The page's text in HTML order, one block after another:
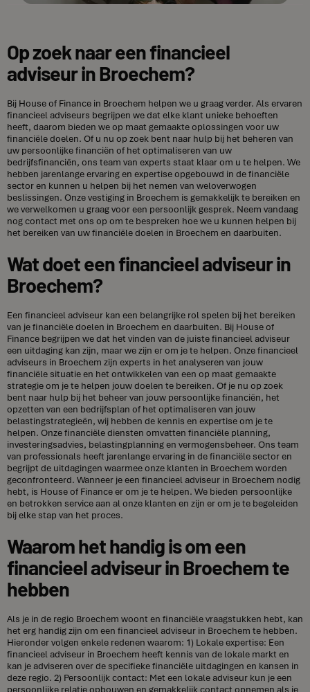
Op zoek naar een financieel
adviseur in Broechem?
Bij House of Finance in Broechem helpen we u graag verder. Als ervaren
financieel adviseurs begrijpen we dat elke klant unieke behoeften
heeft, daarom bieden we op maat gemaakte oplossingen voor uw
financiële doelen. Of u nu op zoek bent naar hulp bij het beheren van
uw persoonlijke financiën of het optimaliseren van uw
bedrijfsfinanciën, ons team van experts staat klaar om u te helpen. We
hebben jarenlange ervaring en expertise opgebouwd in de financiële
sector en kunnen u helpen bij het nemen van weloverwogen
beslissingen. Onze vestiging in Broechem is gemakkelijk te bereiken en
we verwelkomen u graag voor een persoonlijk gesprek. Neem vandaag
nog contact met ons op om te bespreken hoe we u kunnen helpen bij
het bereiken van uw financiële doelen in Broechem en daarbuiten.
Wat doet een financieel adviseur in
Broechem?
Een financieel adviseur kan een belangrijke rol spelen bij het bereiken
van je financiële doelen in Broechem en daarbuiten. Bij House of
Finance begrijpen we dat het vinden van de juiste financieel adviseur
een uitdaging kan zijn, maar we zijn er om je te helpen. Onze financieel
adviseurs in Broechem zijn experts in het analyseren van jouw
financiële situatie en het ontwikkelen van een op maat gemaakte
strategie om je te helpen jouw doelen te bereiken. Of je nu op zoek
bent naar hulp bij het beheer van jouw persoonlijke financiën, het
opzetten van een bedrijfsplan of het optimaliseren van jouw
belastingstrategieën, wij hebben de kennis en expertise om je te
helpen. Onze financiële diensten omvatten financiële planning,
investeringsadvies, belastingplanning en vermogensbeheer. Ons team
van professionals heeft jarenlange ervaring in de financiële sector en
begrijpt de uitdagingen waarmee onze klanten in Broechem worden
geconfronteerd. Wanneer je een financieel adviseur in Broechem nodig
hebt, is House of Finance er om je te helpen. We bieden persoonlijke
en betrokken service aan al onze klanten en zijn er om je te begeleiden
bij elke stap van het proces.
Waarom het handig is om een
financieel adviseur in Broechem te
hebben
Als je in de regio Broechem woont en financiële vraagstukken hebt, kan
het erg handig zijn om een financieel adviseur in Broechem te hebben.
Hieronder volgen enkele redenen waarom: 1) Lokale expertise: Een
financieel adviseur in Broechem heeft kennis van de lokale markt en
kan je adviseren over de specifieke financiële uitdagingen en kansen in
deze regio. 2) Persoonlijk contact: Met een lokale adviseur kun je een
persoonlijke relatie opbouwen en gemakkelijk contact opnemen als je